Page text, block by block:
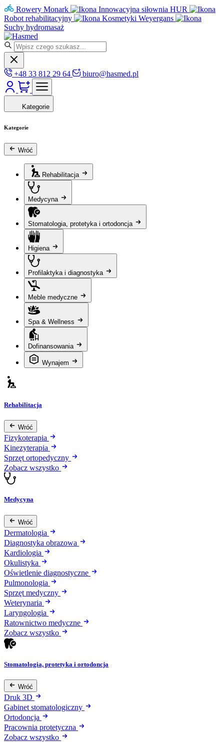
Rowery Monark
Innowacyjna siłownia HUR
Robot rehabilitacyjny
Kosmetyki Weyergans
Suchy hydromasaż
+48 33 812 29 64 biuro@hasmed.pl
Kategorie
Kategorie
Wróć
Rehabilitacja
Medycyna
Stomatologia, protetyka i ortodoncja
Higiena
Profilaktyka i diagnostyka
Meble medyczne
Spa & Wellness
Dofinansowania
Wynajem
Rehabilitacja
Wróć
Fizykoterapia
Kinezyterapia
Sprzęt ortopedyczny
Zobacz wszystko
Medycyna
Wróć
Dermatologia
Diagnostyka obrazowa
Kardiologia
Okulistyka
Oświetlenie diagnostyczne
Pulmonologia
Sprzęt medyczny
Weterynaria
Laryngologia
Ratownictwo medyczne
Zobacz wszystko
Stomatologia, protetyka i ortodoncja
Wróć
Druk 3D
Gabinet stomatologiczny
Ortodoncja
Pracownia protetyczna
Zobacz wszystko